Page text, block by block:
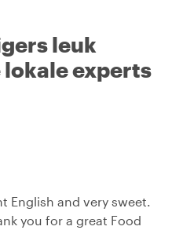
leuk
lokale experts
English and very sweet.
you for a great Food